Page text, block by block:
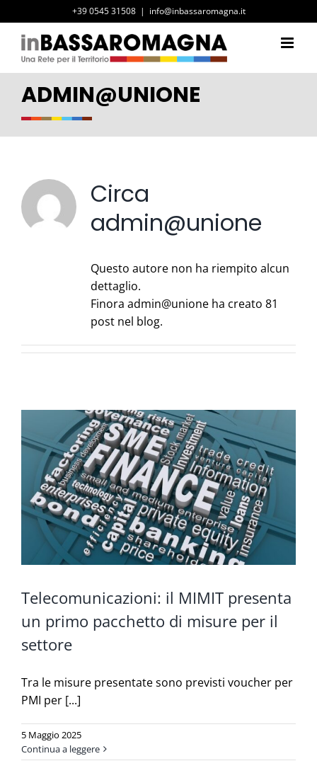
al
contenuto
+39 0545 31508 | info@inbassaromagna.it
ADMIN@UNIONE
Circa
admin@unione
Questo autore non ha riempito alcun
dettaglio.
Finora admin@unione ha creato 81
post nel blog.
Telecomunicazioni: il MIMIT presenta
un primo pacchetto di misure per il
settore
Tra le misure presentate sono previsti voucher per
PMI per [...]
5 Maggio 2025
Continua a leggere